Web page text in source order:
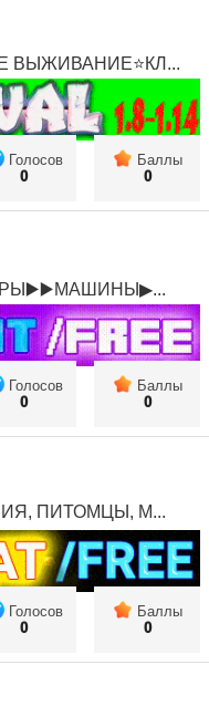
ВЫЖИВАНИЕ⭐КЛ...
Голосов
0
Баллы
0
Голосов
0
Баллы
0
ПИТОМЦЫ, М...
Голосов
0
Баллы
0